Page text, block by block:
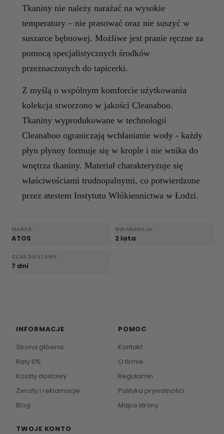
Tkaniny nie należy narażać na wysokie
temperatury – nie prasować oraz nie suszyć w
suszarce bębnowej. Możliwe jest pranie ręczne za
pomocą specjalistycznych środków
przeznaczonych do tapicerki.
Z myślą o wspólnym komforcie użytkowania
kolekcja stworzono w jakości Cleanaboo.
Tkaniny wyprodukowane w technologii
Cleanaboo ograniczają wchłanianie wody - każdy
płyn płynny formuje się w krople i nie wnika do
wnętrza tkaniny. Materiał charakteryzuje się
właściwościami trudnopalnymi, co potwierdzone
przez atestem Instytutu Włókiennictwa w Łodzi.
MARKA:
ATOS
GWARANCJA:
2 lata
CZAS DOSTAWY:
7 dni
INFORMACJE
Strona główna
Raty 0%
Koszty dostawy
Zwroty i reklamacje
Blog
POMOC
Kontakt
O firmie
Regulamin
Polityka prywatności
Mapa strony
TWOJE KONTO